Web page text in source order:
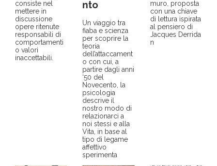
consiste nel
mettere in
discussione
opere ritenute
responsabili di
comportamenti
o valori
inaccettabili.
nto
Un viaggio tra
fiaba e scienza
per scoprire la
teoria
dell’attaccament
o con cui, a
partire dagli anni
‘50 del
Novecento, la
psicologia
descrive il
nostro modo di
relazionarci a
noi stessi e alla
Vita, in base al
tipo di legame
affettivo
sperimenta
muro, proposta
con una chiave
di lettura ispirata
al pensiero di
Jacques Derrida
n